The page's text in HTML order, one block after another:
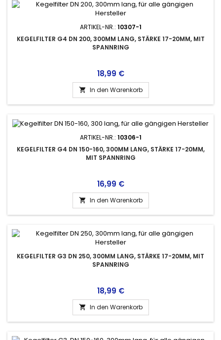
ARTIKEL-NR.: 10307-1
KEGELFILTER G4 DN 200, 300MM LANG, STÄRKE 17-20MM, MIT
SPANNRING
Preis
18,99 €
 In den Warenkorb
ARTIKEL-NR.: 10306-1
KEGELFILTER G4 DN 150-160, 300MM LANG, STÄRKE 17-20MM,
MIT SPANNRING
Preis
16,99 €
 In den Warenkorb
KEGELFILTER G3 DN 250, 300MM LANG, STÄRKE 17-20MM, MIT
SPANNRING
Preis
18,99 €
 In den Warenkorb